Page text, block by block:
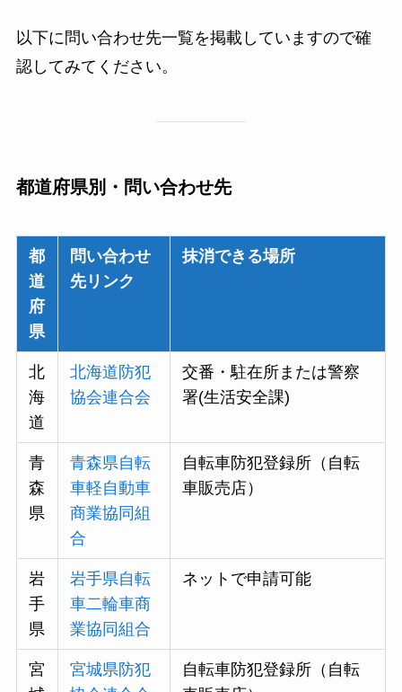
以下に問い合わせ先一覧を掲載していますので確
認してみてください。
都道府県別・問い合わせ先
都
道
府
県
問い合わせ
先リンク
抹消できる場所
北
海
道
北海道防犯
協会連合会
交番・駐在所または警察
署(生活安全課)
青
森
県
青森県自転
車軽自動車
商業協同組
合
自転車防犯登録所（自転
車販売店）
岩
手
県
岩手県自転
車二輪車商
業協同組合
ネットで申請可能
宮
宮城県防犯
自転車防犯登録所（自転